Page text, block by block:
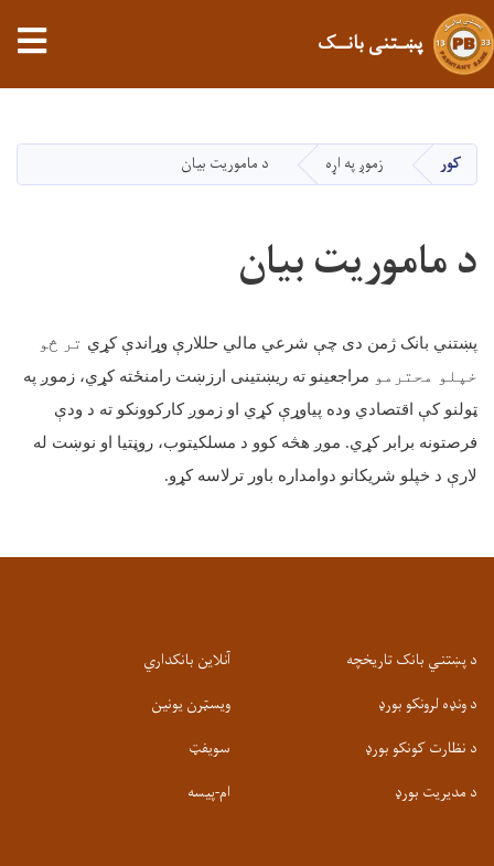
دانګل
پښـتنی بانــک
کور زموږ په اړه د ماموریت بیان
د ماموریت بیان
پښتني بانک ژمن دی چې شرعي مالي حللارې وړاندې کړي تر څو
خپلو محترمو مراجعینو ته ریښتینی ارزښت رامنځته کړي، زموږ په
ټولنو کې اقتصادي وده پیاوړې کړي او زموږ کارکوونکو ته د ودې
فرصتونه برابر کړي. موږ هڅه کوو د مسلکیتوب، روڼتیا او نوښت له
لارې د خپلو شریکانو دوامداره باور ترلاسه کړو.
د پښتني بانک تاریخچه
د ونډه لرونکو بورډ
د نظارت کونکو بورډ
د مدیریت بورډ
آنلاین بانکداري
ویسټرن یونین
سویفټ
ام-پيسه